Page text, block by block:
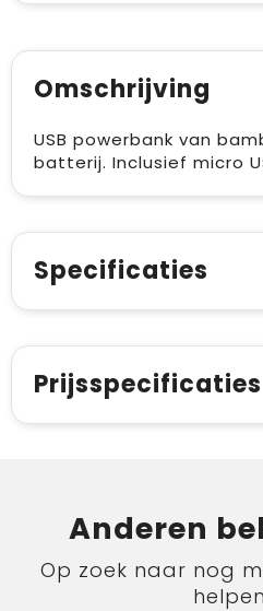
Omschrijving
USB powerbank van
batterij. Inclusief micro
Specificaties
Prijsspecificaties
Anderen
Op zoek naar nog